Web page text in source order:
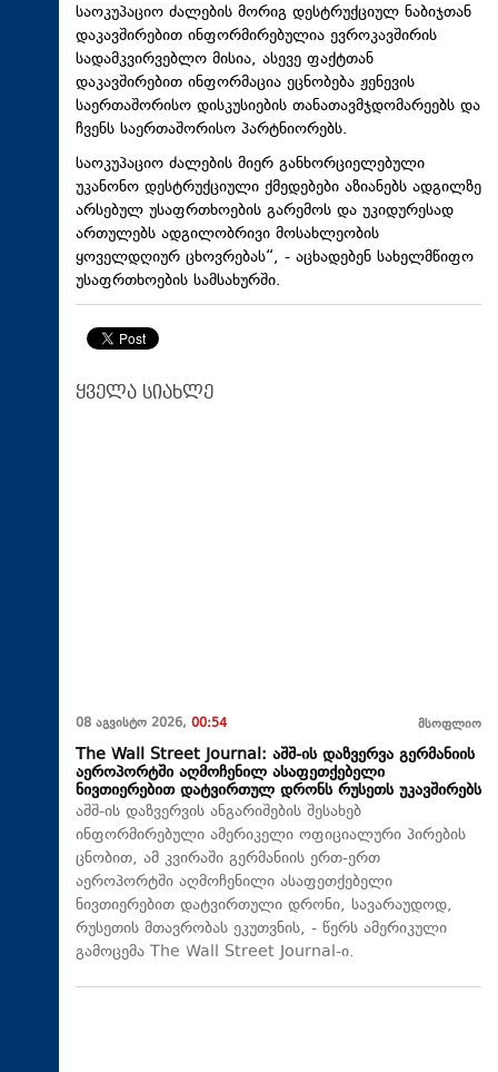
საოკუპაციო ძალების მორიგ დესტრუქციულ ნაბიჯთან
დაკავშირებით ინფორმირებულია ევროკავშირის
სადამკვირვებლო მისია, ასევე ფაქტთან
დაკავშირებით ინფორმაცია ეცნობება ჟენევის
საერთაშორისო დისკუსიების თანათავმჯდომარეებს და
ჩვენს საერთაშორისო პარტნიორებს.
საოკუპაციო ძალების მიერ განხორციელებული
უკანონო დესტრუქციული ქმედებები აზიანებს ადგილზე
არსებულ უსაფრთხოების გარემოს და უკიდურესად
ართულებს ადგილობრივი მოსახლეობის
ყოველდღიურ ცხოვრებას“, - აცხადებენ სახელმწიფო
უსაფრთხოების სამსახურში.
ყველა სიახლე
08 აგვისტო 2026, 00:54 მსოფლიო
The Wall Street Journal: აშშ-ის დაზვერვა გერმანიის
აეროპორტში აღმოჩენილ ასაფეთქებელი
ნივთიერებით დატვირთულ დრონს რუსეთს უკავშირებს
აშშ-ის დაზვერვის ანგარიშების შესახებ
ინფორმირებული ამერიკელი ოფიციალური პირების
ცნობით, ამ კვირაში გერმანიის ერთ-ერთ
აეროპორტში აღმოჩენილი ასაფეთქებელი
ნივთიერებით დატვირთული დრონი, სავარაუდოდ,
რუსეთის მთავრობას ეკუთვნის, - წერს ამერიკული
გამოცემა The Wall Street Journal-ი.